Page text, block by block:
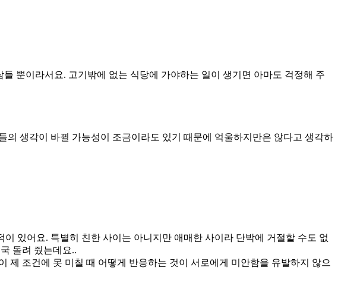
뿐이라서요. 고기밖에 없는 식당에 가야하는 일이 생기면 아마도 걱정해 주
생각이 바뀔 가능성이 조금이라도 있기 때문에 억울하지만은 않다고 생각하
있어요. 특별히 친한 사이는 아니지만 애매한 사이라 단박에 거절할 수도 없
돌려 줬는데요..
제 조건에 못 미칠 때 어떻게 반응하는 것이 서로에게 미안함을 유발하지 않으